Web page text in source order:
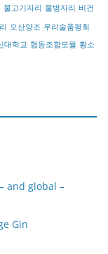
물고기자리 물병자리 비건
오산양조 우리술품평회
대학교 협동조합모월 황소
and global –
Gin